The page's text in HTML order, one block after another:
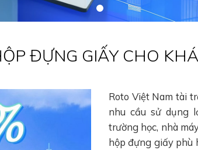
ĐỰNG GIẤY CHO
Roto Việt Nam tài
nhu cầu sử dụng
trường học, nhà
hộp đựng giấy phù